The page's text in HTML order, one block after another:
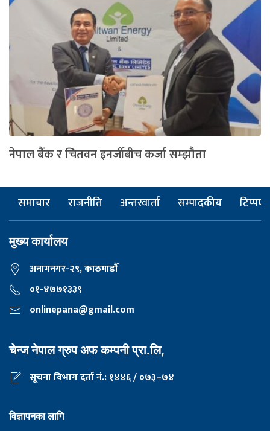
नेपाल बैंक र चितवन इनर्जीबीच कर्जा सम्झौता
समाचार राजनीति अन्तरवार्ता सम्पादकीय टिप्पणी
मुख्य कार्यालय
अनामनगर-२९, काठमाडाैँ
०१-४७७१३३९
onlinepana@gmail.com
चेन्ज नेपाल ग्रुप अफ कम्पनी प्रा.लि,
सूचना विभाग दर्ता नं.: १४४६ / ०७३–७४
विज्ञापनका लागि